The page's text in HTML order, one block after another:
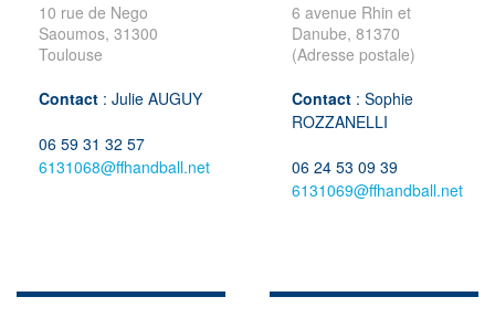
10 rue de Nego
Saoumos, 31300
Toulouse
Contact : Julie AUGUY
06 59 31 32 57
6131068@ffhandball.net
6 avenue Rhin et
Danube, 81370
(Adresse postale)
Contact : Sophie
ROZZANELLI
06 24 53 09 39
6131069@ffhandball.net